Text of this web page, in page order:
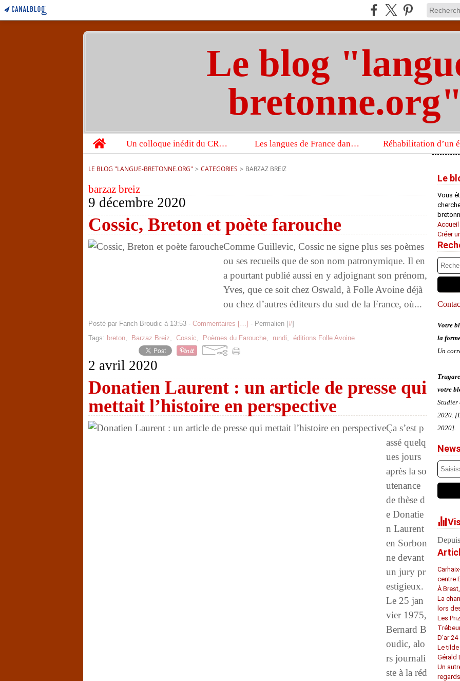
Le blog
bretonne.org"
Home
Un colloque inédit du CRBC sur les victimes de l’année 1944 Les langues de France dans un imposant ouvrage sur la langue française que publient les Presses universitaires d’Oxford
LE BLOG "LANGUE-BRETONNE.ORG" > CATEGORIES > BARZAZ BREIZ
barzaz breiz
9 décembre 2020
Cossic, Breton et poète farouche
Comme Guillevic, Cossic ne signe plus ses poèmes
ou ses recueils que de son nom patronymique. Il en
a pourtant publié aussi en y adjoignant son prénom,
Yves, que ce soit chez Oswald, à Folle Avoine déjà
ou chez d’autres éditeurs du sud de la France, où...
Posté par Fanch Broudic à 13:53 - Commentaires […] - Permalien [#]
Tags: breton, Barzaz Breiz, Cossic, Poèmes du Farouche, rundi, éditions Folle Avoine
2 avril 2020
Donatien Laurent : un article de presse qui
mettait l’histoire en perspective
Ça s’est p
assé quelq
ues jours
après la so
utenance
de thèse d
e Donatie
n Laurent
en Sorbon
ne devant
un jury pr
estigieux.
Le 25 jan
vier 1975,
Bernard B
oudic, alo
rs journali
ste à la réd
Le
Vous
Créer
Votre
la
Un
votre
Studier
2020.
2020].
centre
À
La
lors
Les
D’ar
Le
Gérald
Un
regards